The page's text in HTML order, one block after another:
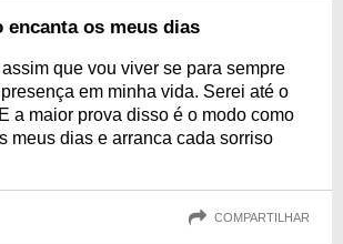
encanta os meus dias
que vou viver se para sempre
em minha vida. Serei até o
a maior prova disso é o modo como
meus dias e arranca cada sorriso
COMPARTILHAR